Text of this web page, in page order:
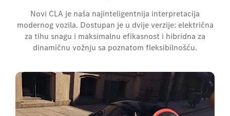
Novi CLA je naša najinteligentnija interpretacija
modernog vozila. Dostupan je u dvije verzije: električna
za tihu snagu i maksimalnu efikasnost i hibridna za
dinamičnu vožnju sa poznatom fleksibilnošću.